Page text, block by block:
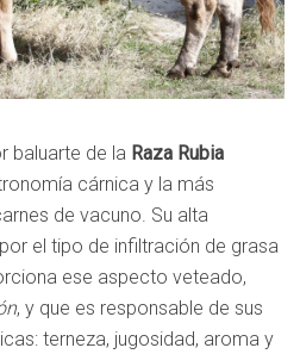
baluarte de la Raza Rubia
cárnica y la más
de vacuno. Su alta
el tipo de infiltración de grasa
ese aspecto veteado,
, y que es responsable de sus
terneza, jugosidad, aroma y